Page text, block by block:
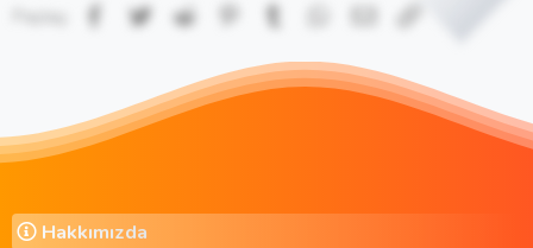
Facebook
Twitter Pinterest WhatsAppE-posta
Hakkımızda